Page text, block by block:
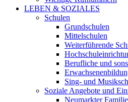
LEBEN & SOZIALES
Schulen
Grundschulen
Mittelschulen
Weiterführende
Berufliche und
Sing- und
Soziale Angebote und
Neumarkter